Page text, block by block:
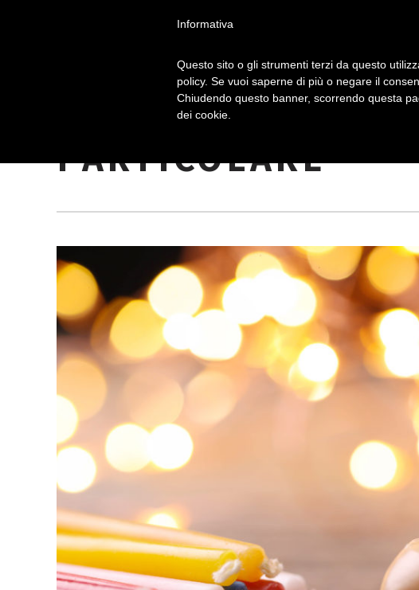
IL DREIDEL: UNA
PARTICOLARE
Informativa
Questo sito o gli strumenti terzi da questo
policy. Se vuoi saperne di più o negare il
Chiudendo questo banner, scorrendo questa
dei cookie.